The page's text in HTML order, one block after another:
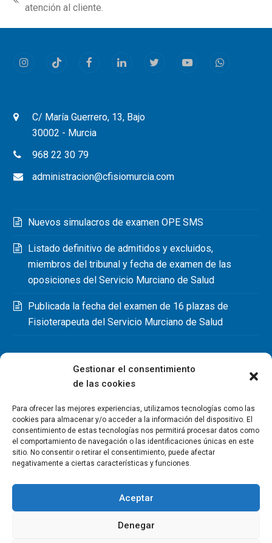
Gestionar el consentimiento
de las cookies
Para ofrecer las mejores experiencias, utilizamos tecnologías como las
cookies para almacenar y/o acceder a la información del dispositivo. El
consentimiento de estas tecnologías nos permitirá procesar datos como
el comportamiento de navegación o las identificaciones únicas en este
sitio. No consentir o retirar el consentimiento, puede afectar
negativamente a ciertas características y funciones.
Aceptar
Denegar
previous
atención al cliente.
InstagramTiktok FacebookLinkedInTwitterYoutubeWhatsapp
C/ María Guerrero, 13, Bajo
30002 - Murcia
968 22 30 79
administracion@cfisiomurcia.com
Nuevos simulacros de examen OPE SMS
Listado definitivo de admitidos y excluidos,
miembros del tribunal y fecha de examen de las
oposiciones del Servicio Murciano de Salud
Publicada la fecha del examen de 16 plazas de
Fisioterapeuta del Servicio Murciano de Salud
Copyright Colegio Oficial de Fisioterapeutas de la Región de